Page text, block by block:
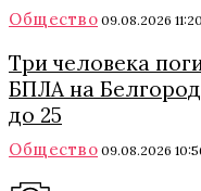
Общество 09.08.2026 11:20
Три человека
БПЛА на
до 25
Общество 09.08.2026